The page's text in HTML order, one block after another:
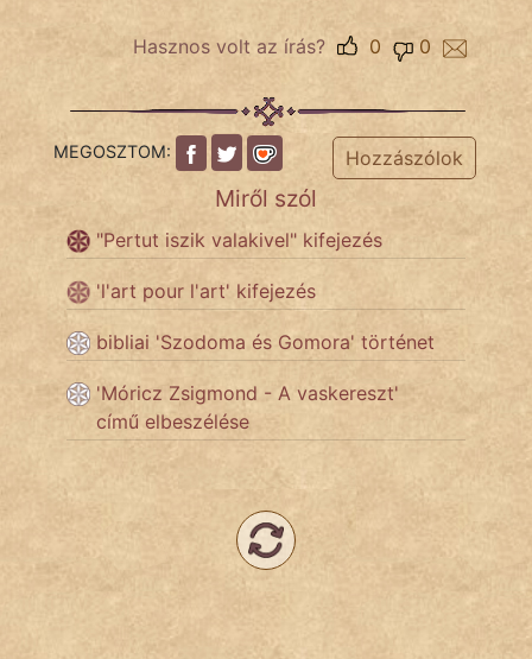
MAGYARSÁG
És
TÖRTÉNELEM
Népszerű szerzőink:
Jób Gedeon
Hasznos volt az írás? 0
0
MEGOSZTOM: Hozzászólok
Miről szól
"Pertut iszik valakivel" kifejezés
'l'art pour l'art' kifejezés
bibliai 'Szodoma és Gomora' történet
'Móricz Zsigmond - A vaskereszt'
című elbeszélése